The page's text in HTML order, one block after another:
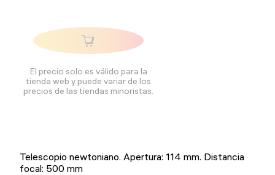
El precio solo es válido para la
tienda web y puede variar de los
precios de las tiendas minoristas.
Telescopio newtoniano. Apertura: 114 mm. Distancia
focal: 500 mm